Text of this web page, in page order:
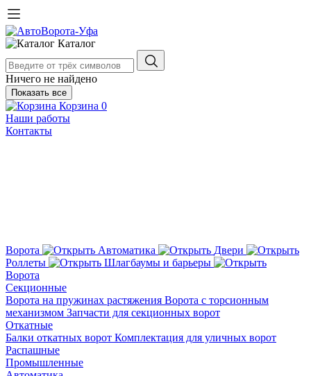
Каталог
Ничего не найдено
Показать все
Корзина 0
Наши работы
Контакты
Ворота Автоматика
Двери
Роллеты
Шлагбаумы и барьеры
Ворота
Секционные
Ворота на пружинах растяжения Ворота с торсионным
механизмом Запчасти для секционных ворот
Откатные
Балки откатных ворот Комплектация для уличных ворот
Распашные
Промышленные